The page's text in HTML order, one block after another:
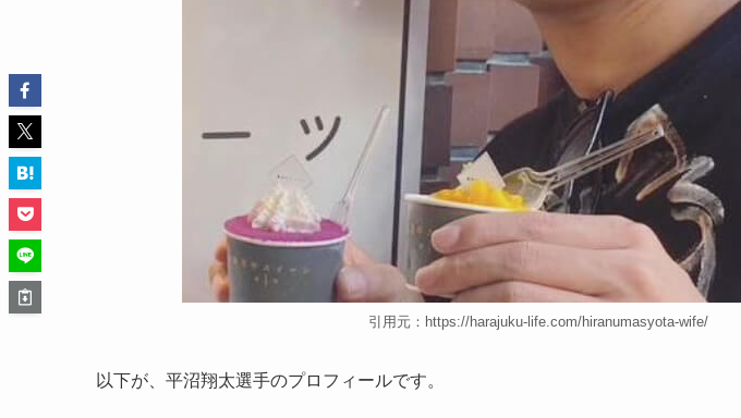
引用元：https://harajuku-life.com/hiranumasyota-wife/
以下が、平沼翔太選手のプロフィールです。